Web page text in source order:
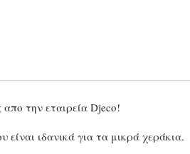
την εταιρεία Djeco!
είναι ιδανικά για τα μικρά χεράκια.